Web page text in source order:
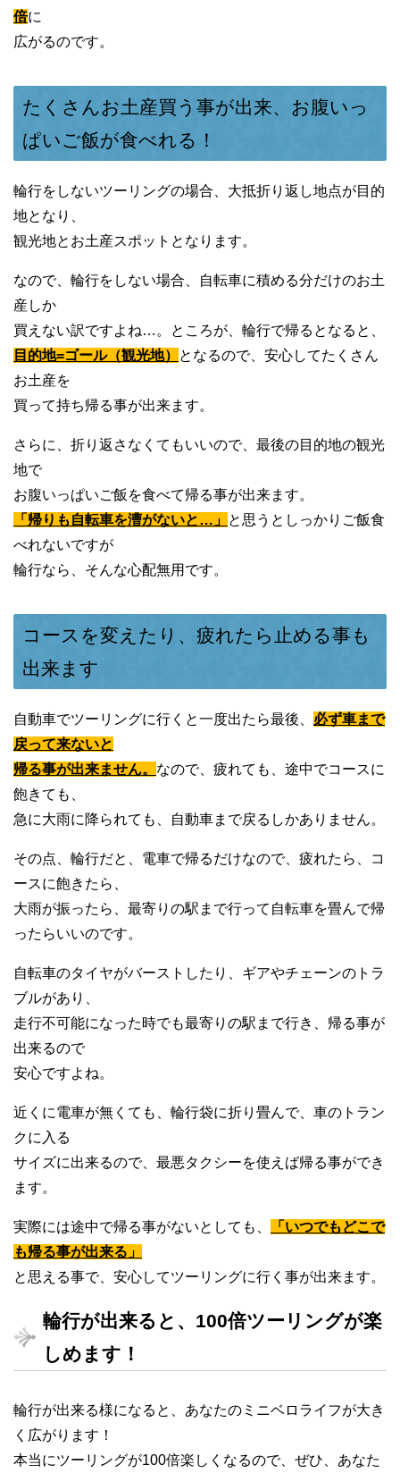
倍に
広がるのです。
たくさんお土産買う事が出来、お腹いっ
ぱいご飯が食べれる！
輪行をしないツーリングの場合、大抵折り返し地点が目的
地となり、
観光地とお土産スポットとなります。
なので、輪行をしない場合、自転車に積める分だけのお土
産しか
買えない訳ですよね…。ところが、輪行で帰るとなると、
目的地=ゴール（観光地）
となるので、安心してたくさん
お土産を
買って持ち帰る事が出来ます。
さらに、折り返さなくてもいいので、最後の目的地の観光
地で
お腹いっぱいご飯を食べて帰る事が出来ます。
「帰りも自転車を漕がないと…」 と思うとしっかりご飯食
べれないですが
輪行なら、そんな心配無用です。
コースを変えたり、疲れたら止める事も
出来ます
自動車でツーリングに行くと一度出たら最後、 必ず車まで
戻って来ないと
帰る事が出来ません。 なので、疲れても、途中でコースに
飽きても、
急に大雨に降られても、自動車まで戻るしかありません。
その点、輪行だと、電車で帰るだけなので、疲れたら、コ
ースに飽きたら、
大雨が振ったら、最寄りの駅まで行って自転車を畳んで帰
ったらいいのです。
自転車のタイヤがバーストしたり、ギアやチェーンのトラ
ブルがあり、
走行不可能になった時でも最寄りの駅まで行き、帰る事が
出来るので
安心ですよね。
近くに電車が無くても、輪行袋に折り畳んで、車のトラン
クに入る
サイズに出来るので、最悪タクシーを使えば帰る事ができ
ます。
実際には途中で帰る事がないとしても、
「いつでもどこで
も帰る事が出来る」
と思える事で、安心してツーリングに行く事が出来ます。
輪行が出来ると、100倍ツーリングが楽
しめます！
輪行が出来る様になると、あなたのミニベロライフが大き
く広がります！
本当にツーリングが100倍楽しくなるので、ぜひ、あなた